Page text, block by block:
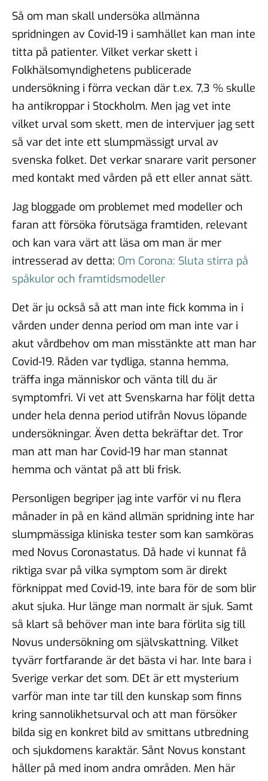
Så om man skall undersöka allmänna
spridningen av Covid-19 i samhället kan man inte
titta på patienter. Vilket verkar skett i
Folkhälsomyndighetens publicerade
undersökning i förra veckan där t.ex. 7,3 % skulle
ha antikroppar i Stockholm. Men jag vet inte
vilket urval som skett, men de intervjuer jag sett
så var det inte ett slumpmässigt urval av
svenska folket. Det verkar snarare varit personer
med kontakt med vården på ett eller annat sätt.
Jag bloggade om problemet med modeller och
faran att försöka förutsäga framtiden, relevant
och kan vara värt att läsa om man är mer
intresserad av detta: Om Corona: Sluta stirra på
spåkulor och framtidsmodeller
Det är ju också så att man inte fick komma in i
vården under denna period om man inte var i
akut vårdbehov om man misstänkte att man har
Covid-19. Råden var tydliga, stanna hemma,
träffa inga människor och vänta till du är
symptomfri. Vi vet att Svenskarna har följt detta
under hela denna period utifrån Novus löpande
undersökningar. Även detta bekräftar det. Tror
man att man har Covid-19 har man stannat
hemma och väntat på att bli frisk.
Personligen begriper jag inte varför vi nu flera
månader in på en känd allmän spridning inte har
slumpmässiga kliniska tester som kan samköras
med Novus Coronastatus. Då hade vi kunnat få
riktiga svar på vilka symptom som är direkt
förknippat med Covid-19, inte bara för de som blir
akut sjuka. Hur länge man normalt är sjuk. Samt
så klart så behöver man inte bara förlita sig till
Novus undersökning om självskattning. Vilket
tyvärr fortfarande är det bästa vi har. Inte bara i
Sverige verkar det som. DEt är ett mysterium
varför man inte tar till den kunskap som finns
kring sannolikhetsurval och att man försöker
bilda sig en konkret bild av smittans utbredning
och sjukdomens karaktär. Sånt Novus konstant
håller på med inom andra områden. Men här